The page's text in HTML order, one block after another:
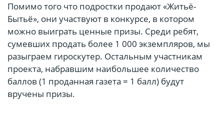
Помимо того что подростки продают «Житьё-
Бытьё», они участвуют в конкурсе, в котором
можно выиграть ценные призы. Среди ребят,
сумевших продать более 1 000 экземпляров, мы
разыграем гироскутер. Остальным участникам
проекта, набравшим наибольшее количество
баллов (1 проданная газета = 1 балл) будут
вручены призы.